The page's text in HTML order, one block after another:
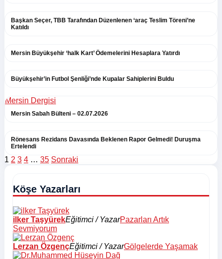
Başkan Seçer, TBB Tarafından Düzenlenen ‘araç Teslim Töreni’ne
Katıldı
Mersin Büyükşehir ‘halk Kart’ Ödemelerini Hesaplara Yatırdı
Büyükşehir’in Futbol Şenliği’nde Kupalar Sahiplerini Buldu
Mersin Dergisi
Mersin Sabah Bülteni – 02.07.2026
Rönesans Rezidans Davasında Beklenen Rapor Gelmedi! Duruşma
Ertelendi
Yazı
1 2 3 4 … 35 Sonraki
Köşe Yazarları
ilker TaşyürekEğitimci / YazarPazarları Artık
Sevmiyorum
Lerzan ÖzgençEğitimci / YazarGölgelerde Yaşamak